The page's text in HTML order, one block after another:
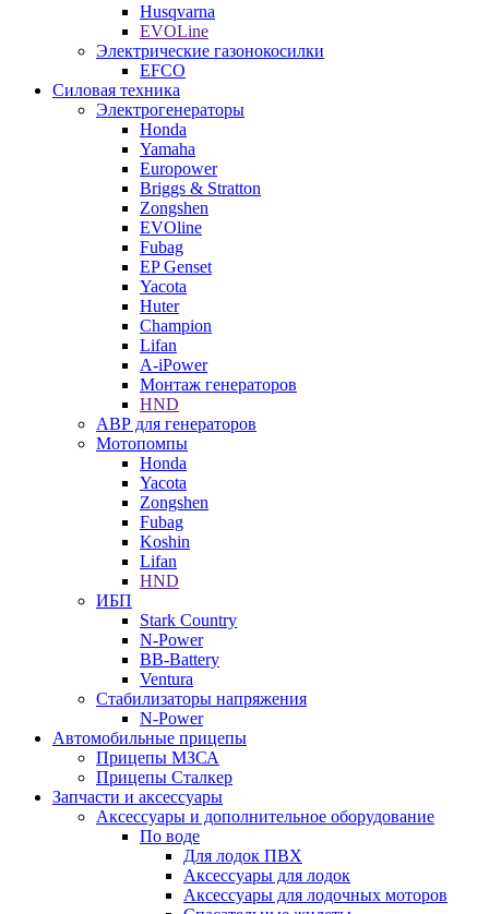
Husqvarna
EVOLine
Электрические газонокосилки
EFCO
Силовая техника
Электрогенераторы
Honda
Yamaha
Europower
Briggs & Stratton
Zongshen
EVOline
Fubag
EP Genset
Yacota
Huter
Champion
Lifan
A-iPower
Монтаж генераторов
HND
АВР для генераторов
Мотопомпы
Honda
Yacota
Zongshen
Fubag
Koshin
Lifan
HND
ИБП
Stark Country
N-Power
BB-Battery
Ventura
Стабилизаторы напряжения
N-Power
Автомобильные прицепы
Прицепы МЗСА
Прицепы Сталкер
Запчасти и аксессуары
Аксессуары и дополнительное оборудование
По воде
Для лодок ПВХ
Аксессуары для лодок
Аксессуары для лодочных моторов